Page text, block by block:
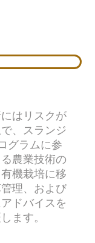
はリスクが
、スランジ
グラムに参
農業技術の
機栽培に移
理、および
ドバイスを
ます。